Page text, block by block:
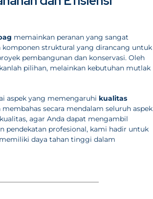
memainkan peranan yang sangat
struktural yang dirancang untuk
pembangunan dan konservasi. Oleh
pilihan, melainkan kebutuhan mutlak
aspek yang memengaruhi kualitas
secara mendalam seluruh aspek
agar Anda dapat mengambil
pendekatan profesional, kami hadir untuk
daya tahan tinggi dalam